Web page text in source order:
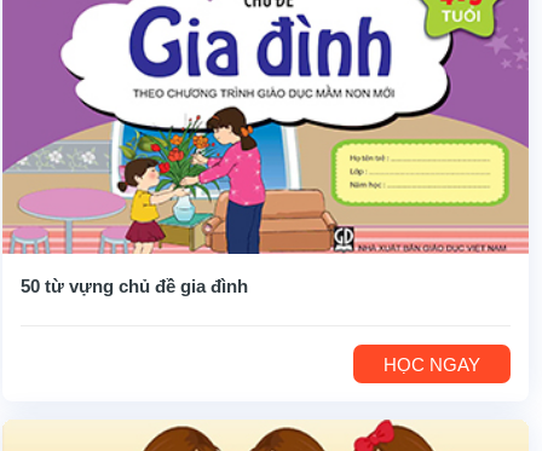
50 từ vựng chủ đề gia đình
HỌC NGAY